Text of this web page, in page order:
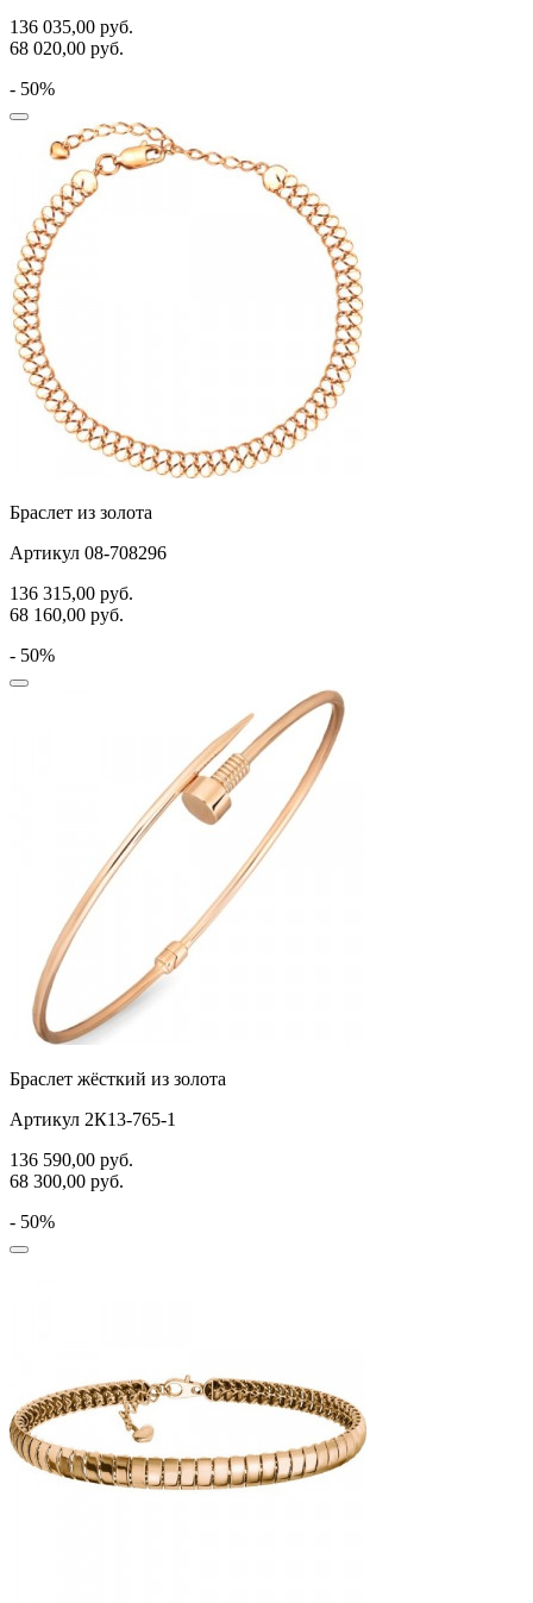
136 035,00 руб.
68 020,00 руб.
- 50%
Браслет из золота
Артикул 08-708296
136 315,00 руб.
68 160,00 руб.
- 50%
Браслет жёсткий из золота
Артикул 2К13-765-1
136 590,00 руб.
68 300,00 руб.
- 50%